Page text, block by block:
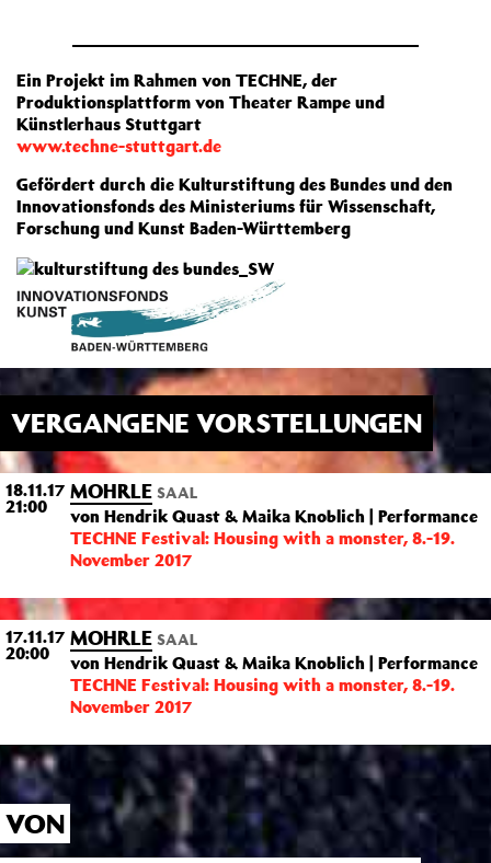
Ein Projekt im Rahmen von TECHNE, der
Produktionsplattform von Theater Rampe und
Künstlerhaus Stuttgart
www.techne-stuttgart.de
Gefördert durch die Kulturstiftung des Bundes und den
Innovationsfonds des Ministeriums für Wissenschaft,
Forschung und Kunst Baden-Württemberg
VERGANGENE VORSTELLUNGEN
18.11.17
21:00
MOHRLE SAAL
von Hendrik Quast & Maika Knoblich | Performance
TECHNE Festival: Housing with a monster, 8.-19.
November 2017
17.11.17
20:00
MOHRLE SAAL
von Hendrik Quast & Maika Knoblich | Performance
TECHNE Festival: Housing with a monster, 8.-19.
November 2017
VON